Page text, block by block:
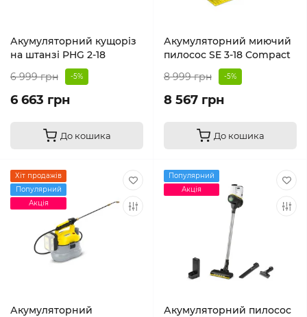
Акумуляторний кущоріз
на штанзі PHG 2-18
6 999 грн
-5%
6 663 грн
До кошика
Акумуляторний миючий
пилосос SE 3-18 Compact
8 999 грн
-5%
8 567 грн
До кошика
Хіт продажів
Популярний
Акція
Акумуляторний
Популярний
Акція
Акумуляторний пилосос